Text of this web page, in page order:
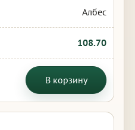
Албес
108.70
В корзину